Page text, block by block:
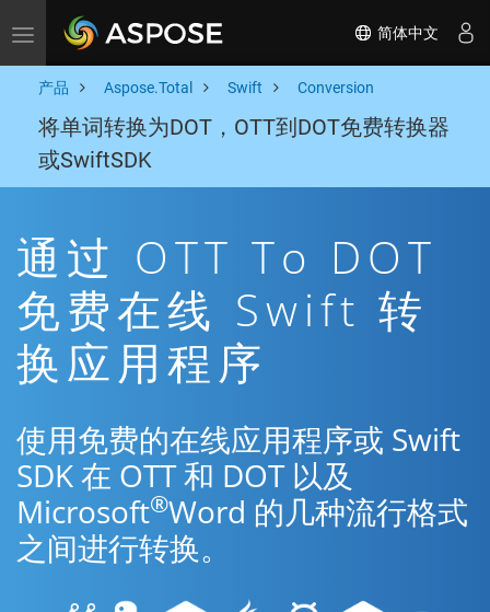
Toggle navigation 简体中文
产品 Aspose.Total Swift Conversion
将单词转换为DOT，OTT到DOT免费转换器
或SwiftSDK
通过 OTT To DOT
免费在线 Swift 转
换应用程序
使用免费的在线应用程序或 Swift
SDK 在 OTT 和 DOT 以及
Microsoft®Word 的几种流行格式
之间进行转换。